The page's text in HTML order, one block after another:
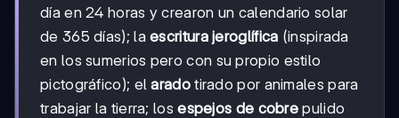
día en 24 horas y crearon un calendario solar
de 365 días); laescritura jeroglífica (inspirada
en los sumerios pero con su propio estilo
pictográfico); elaradotirado por animales para
trabajar la tierra; losespejos de cobre pulido